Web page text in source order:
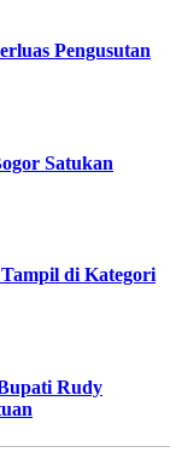
Pengusutan
Satukan
di Kategori
Rudy